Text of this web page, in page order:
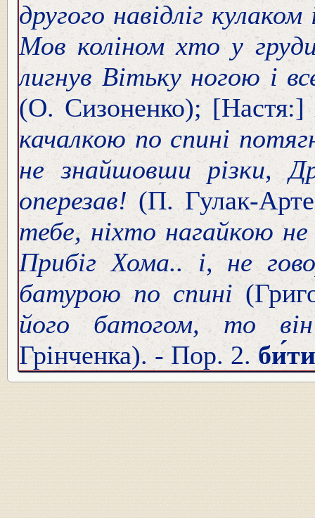
другого навідліг
Мов коліном хто у
лигнув Вітьку ногою і
(О. Сизоненко); [Настя:]
качалкою по спині
не знайшовши різки,
оперезав! (П. Гулак-
тебе, ніхто нагайкою
Прибіг Хома.. і, не
батурою по спині
його батогом, то
Грінченка). - Пор. 2.би́ти